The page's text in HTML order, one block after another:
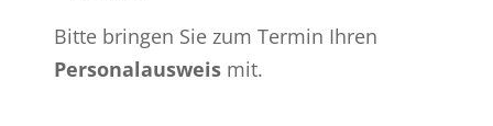
Bitte bringen Sie zum Termin Ihren
Personalausweismit.